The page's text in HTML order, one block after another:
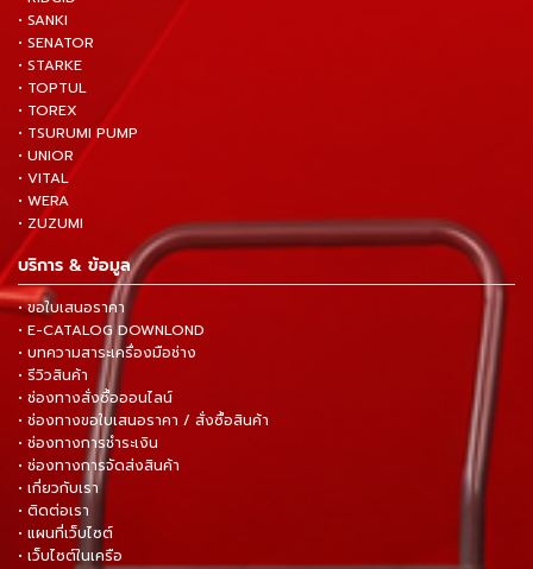
• SANKI
• SENATOR
• STARKE
• TOPTUL
• TOREX
• TSURUMI PUMP
• UNIOR
• VITAL
• WERA
• ZUZUMI
บริการ & ข้อมูล
• ขอใบเสนอราคา
• E-CATALOG DOWNLOND
• บทความสาระเครื่องมือช่าง
• รีวิวสินค้า
• ช่องทางสั่งซื้อออนไลน์
• ช่องทางขอใบเสนอราคา / สั่งซื้อสินค้า
• ช่องทางการชำระเงิน
• ช่องทางการจัดส่งสินค้า
• เกี่ยวกับเรา
• ติดต่อเรา
• แผนที่เว็บไซต์
• เว็บไซต์ในเครือ